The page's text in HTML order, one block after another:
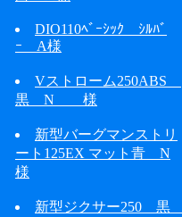
DIO110ﾍﾞｰｼｯｸ ｼﾙﾊﾞ
ｰ A様
Vストローム250ABS
黒 N 様
新型バーグマンストリ
ート125EX マット青 N
様
新型ジクサー250 黒